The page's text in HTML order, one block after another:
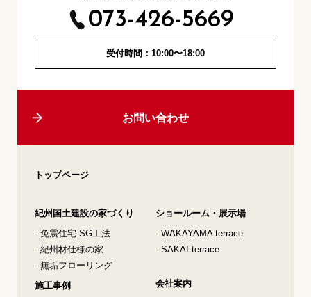
073-426-5669
受付時間：10:00〜18:00
お問い合わせ
トップページ
紀州国土建設の家づくり
- 免震住宅 SG工法
- 紀州材仕様の家
- 無垢フローリング
施工事例
ショールーム・展示場
- WAKAYAMA terrace
- SAKAI terrace
会社案内